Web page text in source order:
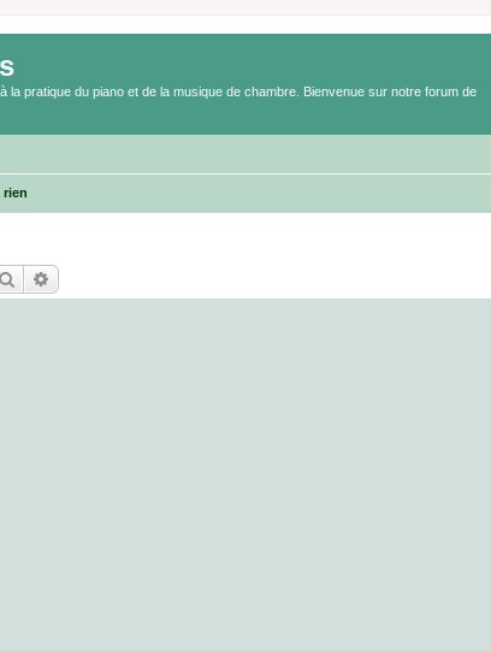
la pratique du piano et de la musique de chambre. Bienvenue sur notre forum de
rien
Rechercher